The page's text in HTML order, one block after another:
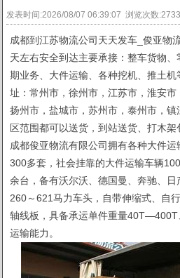
发表时间:2026/08/07 06:39:07 浏览次数:2733
成都到江苏物流公司天天发车_俊亚物
天左右安全到达主要承接：整车货物
期业务、大件运输、各种挖机、推土
址 ：常州市，徐州市，江苏市，淮安
扬州市，盐城市，苏州市，泰州市，
区范围都可以送货 ，到站送货、打木架
成都俊亚物流有限公司拥有各种大件
300多套，社会挂靠的大件运输车辆
余台，备有沃尔沃、德国曼、奔驰、
260～621马力车头，自带伸缩式、自
轴线板，具备承运单件重量
运输能力。